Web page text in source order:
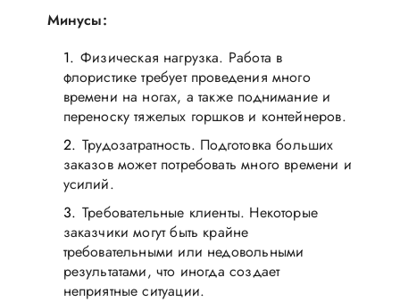
Минусы:
Физическая нагрузка. Работа в
флористике требует проведения много
времени на ногах, а также поднимание и
переноску тяжелых горшков и контейнеров.
Трудозатратность. Подготовка больших
заказов может потребовать много времени и
усилий.
Требовательные клиенты. Некоторые
заказчики могут быть крайне
требовательными или недовольными
результатами, что иногда создает
неприятные ситуации.